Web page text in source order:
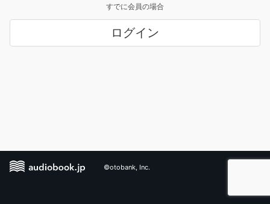
すでに会員の場合
ログイン
©otobank, Inc.